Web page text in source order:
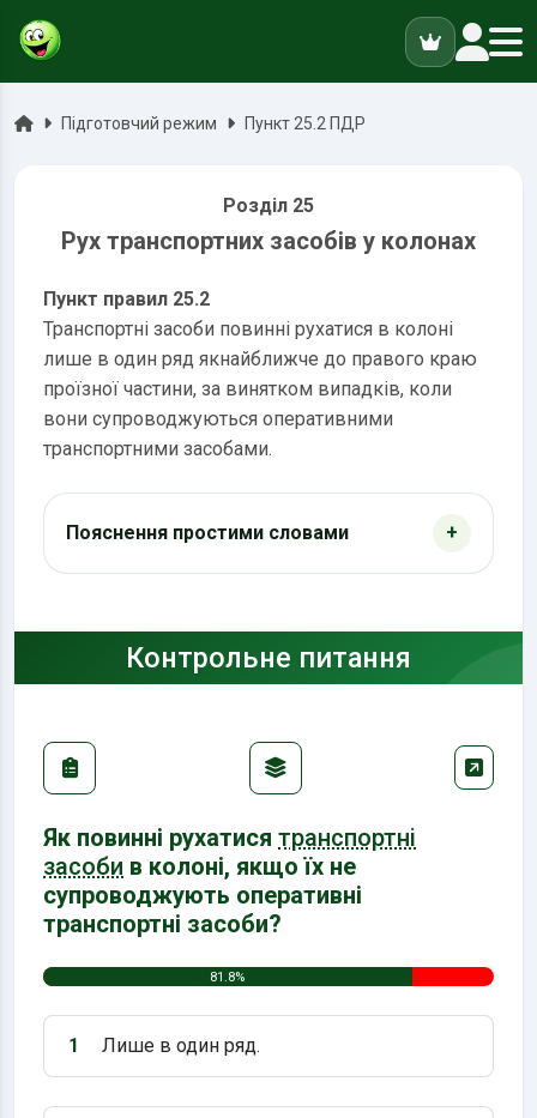
ГоловнаПідготовчий режим Пункт 25.2 ПДР
Розділ 25
Рух транспортних засобів у колонах
Пункт правил 25.2
Транспортні засоби повинні рухатися в колоні
лише в один ряд якнайближче до правого краю
проїзної частини, за винятком випадків, коли
вони супроводжуються оперативними
транспортними засобами.
Пояснення простими словами
Контрольне питання
Як повинні рухатися транспортні
засоби в колоні, якщо їх не
супроводжують оперативні
транспортні засоби?
81.8%
Варіант 1:
1 Лише в один ряд.